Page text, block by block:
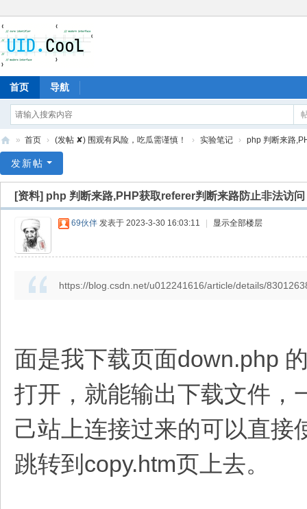
首页 导航
爱
» 首页 › (发帖 ✘) 围观有风险，吃瓜需谨慎！ › 实验笔记 › php 判断来路
发新帖
[资料] php 判断来路,PHP获取referer判断来路防止非法访问
69伙伴 发表于 2023-3-30 16:03:11 显示全部楼层
https://blog.csdn.net/u012241616/article/details/
面是我下载页面down.php
打开，就能输出下载文件，
己站上连接过来的可以直接
跳转到copy.htm页上去。